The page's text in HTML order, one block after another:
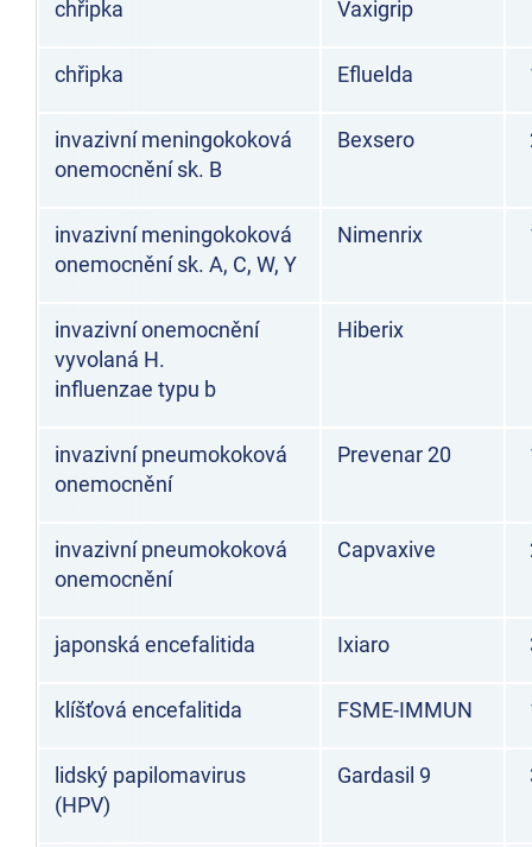
chřipka Vaxigrip
chřipka Efluelda
invazivní meningokoková
onemocnění sk. B
Bexsero
invazivní meningokoková
onemocnění sk. A, C, W, Y
Nimenrix
invazivní onemocnění
vyvolaná H.
influenzae typu b
Hiberix
invazivní pneumokoková
onemocnění
Prevenar 20
invazivní pneumokoková
onemocnění
Capvaxive
japonská encefalitida Ixiaro
klíšťová encefalitida FSME-IMMUN
lidský papilomavirus
(HPV)
Gardasil 9